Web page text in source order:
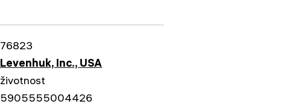
76823
Levenhuk, Inc., USA
životnost
5905555004426